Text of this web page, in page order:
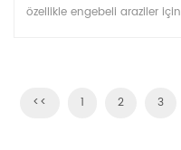
özellikle engebeli araziler için
<< 1 2 3